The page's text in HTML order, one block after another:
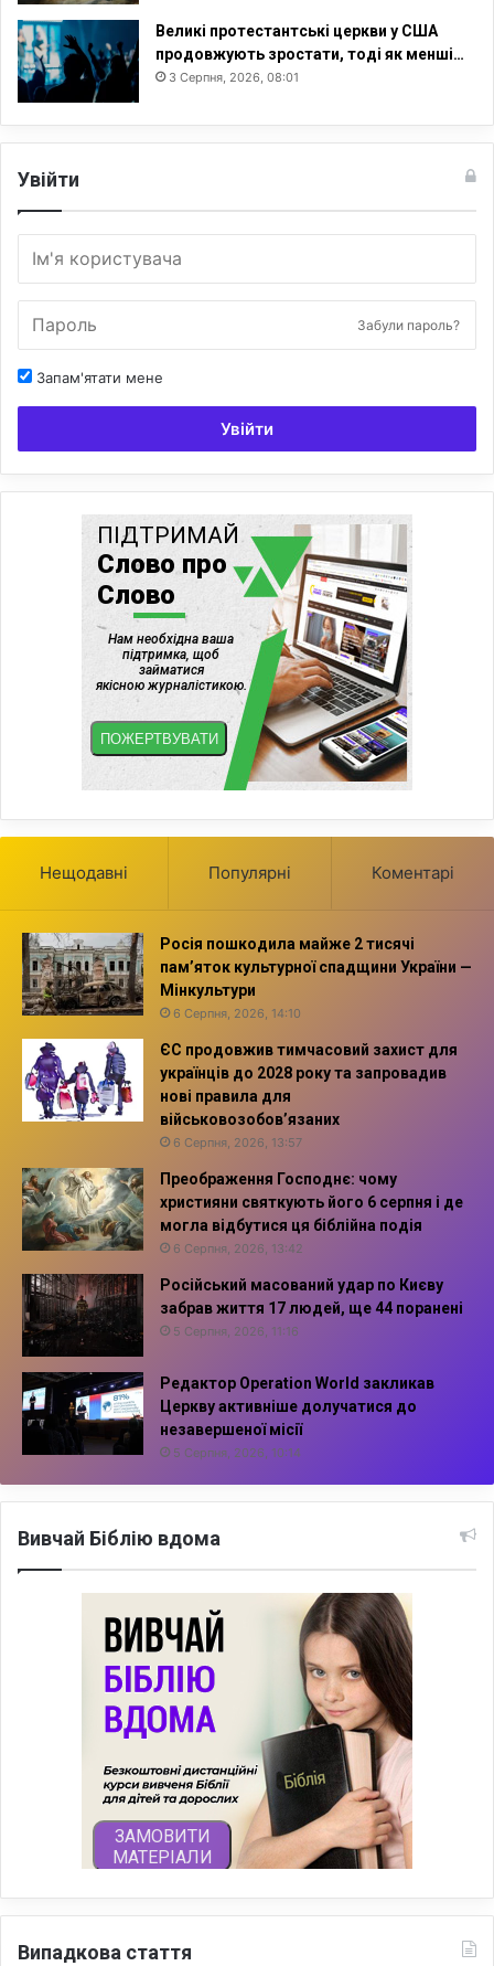
Великі протестантські церкви у США
продовжують зростати, тоді як менші…
3 Серпня, 2026, 08:01
Увійти
Забули пароль?
Запам'ятати мене
Увійти
Нещодавні Популярні Коментарі
Росія пошкодила майже 2 тисячі
пам’яток культурної спадщини України —
Мінкультури
6 Серпня, 2026, 14:10
ЄС продовжив тимчасовий захист для
українців до 2028 року та запровадив
нові правила для
військовозобов’язаних
6 Серпня, 2026, 13:57
Преображення Господнє: чому
християни святкують його 6 серпня і де
могла відбутися ця біблійна подія
6 Серпня, 2026, 13:42
Російський масований удар по Києву
забрав життя 17 людей, ще 44 поранені
5 Серпня, 2026, 11:16
Редактор Operation World закликав
Церкву активніше долучатися до
незавершеної місії
5 Серпня, 2026, 10:14
Вивчай Біблію вдома
Випадкова стаття